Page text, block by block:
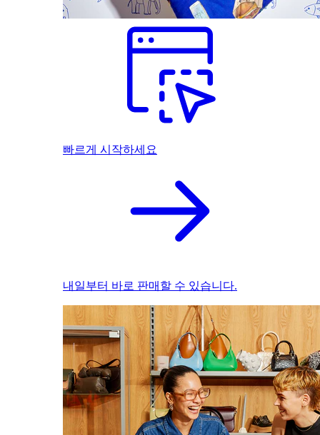
빠르게 시작하세요
내일부터 바로 판매할 수 있습니다.